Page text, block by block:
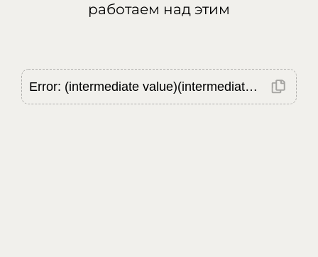
работаем над этим
Error: (intermediate value)(intermediate value)(intermediate value).replaceAll is not a function